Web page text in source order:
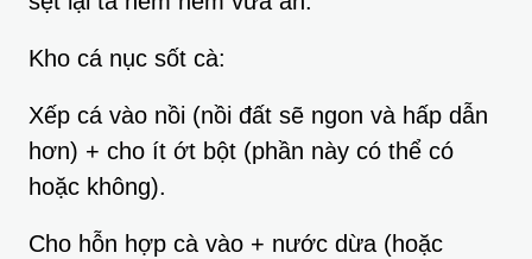
Kho cá nục sốt cà:
Xếp cá vào nồi (nồi đất sẽ ngon và hấp dẫn
hơn) + cho ít ớt bột (phần này có thể có
hoặc không).
Cho hỗn hợp cà vào + nước dừa (hoặc